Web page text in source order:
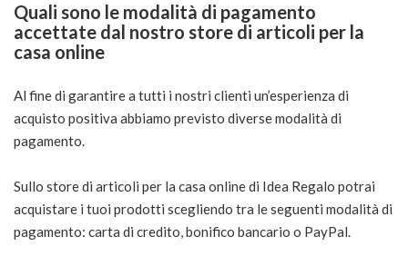
Quali sono le modalità di pagamento
accettate dal nostro store di articoli per la
casa online
Al fine di garantire a tutti i nostri clienti un’esperienza di
acquisto positiva abbiamo previsto diverse modalità di
pagamento.
Sullo store di articoli per la casa online di Idea Regalo potrai
acquistare i tuoi prodotti scegliendo tra le seguenti modalità di
pagamento: carta di credito, bonifico bancario o PayPal.